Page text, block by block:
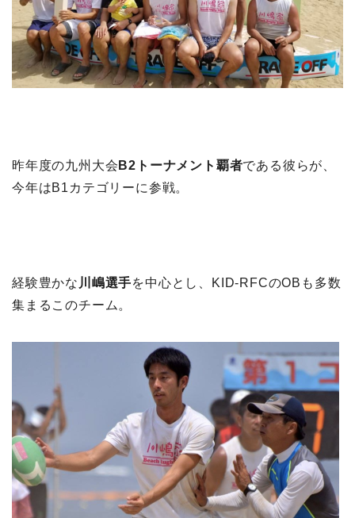
昨年度の九州大会 B2トーナメント覇者である彼らが、
今年はB1カテゴリーに参戦。
経験豊かな 川嶋選手を中心とし、KID-RFCのOBも多数
集まるこのチーム。